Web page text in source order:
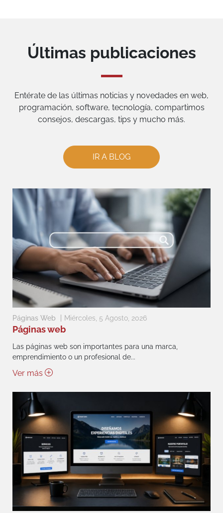
Últimas publicaciones
Entérate de las últimas noticias y novedades en web,
programación, software, tecnología, compartimos
consejos, descargas, tips y mucho más.
IR A BLOG
Páginas Web Miércoles, 5 Agosto, 2026
Páginas web
Las páginas web son importantes para una marca,
emprendimiento o un profesional de...
Ver más